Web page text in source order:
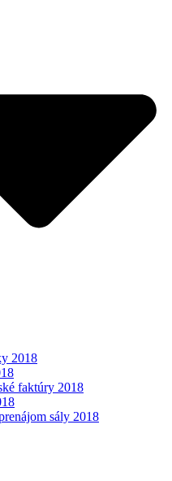
2018
faktúry 2018
sály 2018